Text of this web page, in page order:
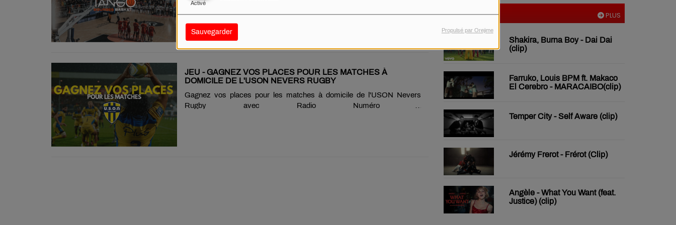
Activé
Sauvegarder Propulsé par Orejime
JEU - GAGNEZ VOS PLACES POUR LES MATCHES À
DOMICILE DE L'USON NEVERS RUGBY
Gagnez vos places pour les matches à domicile de l'USON Nevers
Rugby avec Radio Numéro 1
PLUS
VIDÉOS
Shakira, Burna Boy - Dai Dai
(clip)
Farruko, Louis BPM ft. Makaco
El Cerebro - MARACAIBO(clip)
Temper City - Self Aware (clip)
Jérémy Frerot - Frérot (Clip)
Angèle - What You Want (feat.
Justice) (clip)